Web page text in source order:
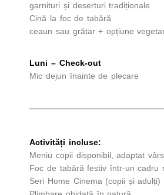
garnituri și deserturi tradiționale
Cină la foc de tabără
ceaun sau grătar + opțiune
Luni – Check-out
Mic dejun înainte de plecare
Activități incluse:
Meniu copii disponibil, adaptat
Foc de tabără festiv într-un cadru
Seri Home Cinema (copii și adulți)